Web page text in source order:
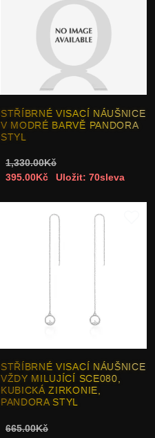
STŘÍBRNÉ VISACÍ NÁUŠNICE
V MODRÉ BARVĚ PANDORA
STYL
1,330.00Kč
395.00Kč
Uložit: 70sleva
STŘÍBRNÉ VISACÍ NÁUŠNICE
VŽDY MILUJÍCÍ SCE080,
KUBICKÁ ZIRKONIE,
PANDORA STYL
665.00Kč